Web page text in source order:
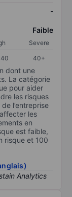
-
Faible
Severe
40+
dont une
La catégorie
pour aider
les risques
l’entreprise
les
en
est faible,
risque et 100